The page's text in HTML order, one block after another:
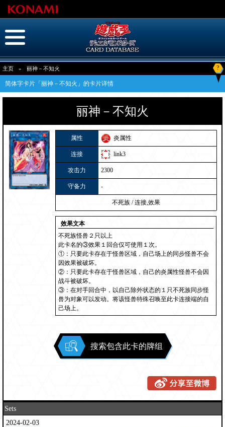
主页 » 丽神－不知火 ?
简体字卡片「丽神－不知火」的卡片详情
丽神－不知火
属性 炎属性
连接 link3
攻击力 2300
守备力 -
不死族 / 连接,效果
效果文本
不死族怪兽２只以上
此卡名的③效果１回合仅可使用１次。
①：只要此卡存在于怪兽区域，自己场上的同步怪兽不会
因效果被破坏。
②：只要此卡存在于怪兽区域，自己的炎属性怪兽不会因
战斗被破坏。
③：在对手回合中，以自己除外状态的１只不死族同步怪
兽为对象可以发动。将该怪兽特殊召唤至此卡连接端的自
己场上。
搜索包含此卡的牌组
Sets
2024-02-03